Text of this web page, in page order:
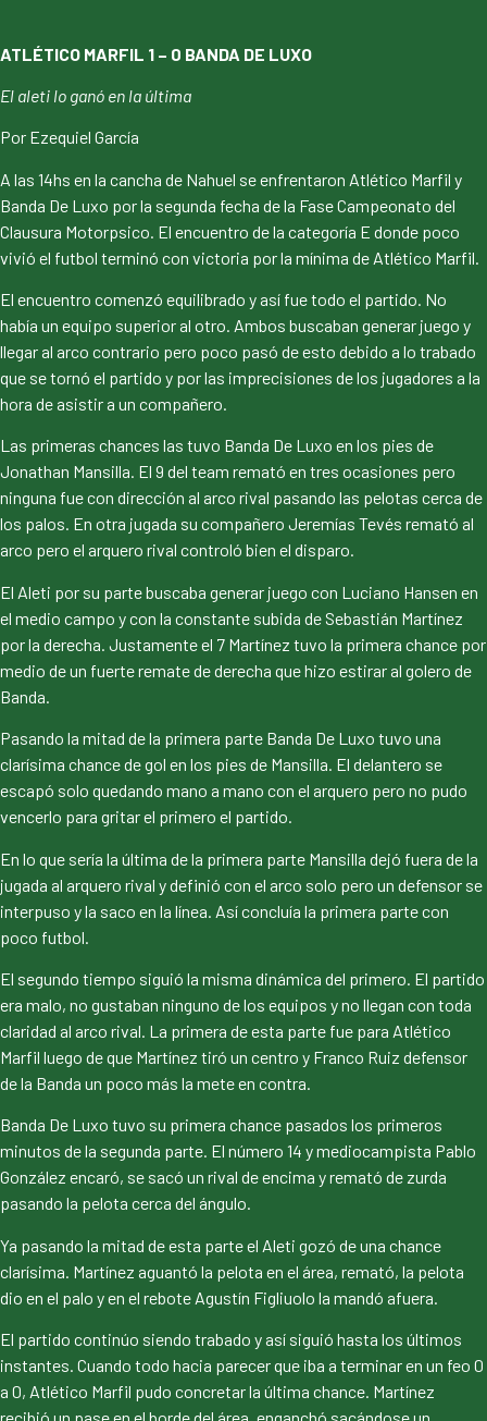
ATLÉTICO MARFIL 1 – 0 BANDA DE LUXO
El aleti lo ganó en la última
Por Ezequiel García
A las 14hs en la cancha de Nahuel se enfrentaron Atlético Marfil y
Banda De Luxo por la segunda fecha de la Fase Campeonato del
Clausura Motorpsico. El encuentro de la categoría E donde poco
vivió el futbol terminó con victoria por la mínima de Atlético Marfil.
El encuentro comenzó equilibrado y así fue todo el partido. No
había un equipo superior al otro. Ambos buscaban generar juego y
llegar al arco contrario pero poco pasó de esto debido a lo trabado
que se tornó el partido y por las imprecisiones de los jugadores a la
hora de asistir a un compañero.
Las primeras chances las tuvo Banda De Luxo en los pies de
Jonathan Mansilla. El 9 del team remató en tres ocasiones pero
ninguna fue con dirección al arco rival pasando las pelotas cerca de
los palos. En otra jugada su compañero Jeremías Tevés remató al
arco pero el arquero rival controló bien el disparo.
El Aleti por su parte buscaba generar juego con Luciano Hansen en
el medio campo y con la constante subida de Sebastián Martínez
por la derecha. Justamente el 7 Martínez tuvo la primera chance por
medio de un fuerte remate de derecha que hizo estirar al golero de
Banda.
Pasando la mitad de la primera parte Banda De Luxo tuvo una
clarísima chance de gol en los pies de Mansilla. El delantero se
escapó solo quedando mano a mano con el arquero pero no pudo
vencerlo para gritar el primero el partido.
En lo que sería la última de la primera parte Mansilla dejó fuera de la
jugada al arquero rival y definió con el arco solo pero un defensor se
interpuso y la saco en la línea. Así concluía la primera parte con
poco futbol.
El segundo tiempo siguió la misma dinámica del primero. El partido
era malo, no gustaban ninguno de los equipos y no llegan con toda
claridad al arco rival. La primera de esta parte fue para Atlético
Marfil luego de que Martínez tiró un centro y Franco Ruiz defensor
de la Banda un poco más la mete en contra.
Banda De Luxo tuvo su primera chance pasados los primeros
minutos de la segunda parte. El número 14 y mediocampista Pablo
González encaró, se sacó un rival de encima y remató de zurda
pasando la pelota cerca del ángulo.
Ya pasando la mitad de esta parte el Aleti gozó de una chance
clarísima. Martínez aguantó la pelota en el área, remató, la pelota
dio en el palo y en el rebote Agustín Figliuolo la mandó afuera.
El partido continúo siendo trabado y así siguió hasta los últimos
instantes. Cuando todo hacia parecer que iba a terminar en un feo 0
a 0, Atlético Marfil pudo concretar la última chance. Martínez